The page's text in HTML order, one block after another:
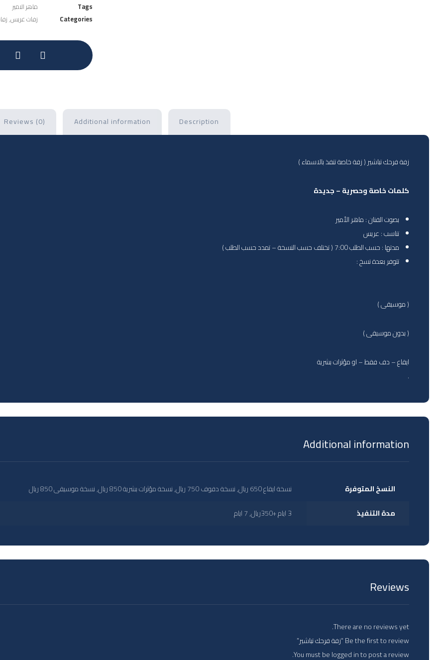
Tags
ماهر الامير
Categories
زفات عريس,
Description
Additional information
Reviews (0)
زفة فرحك تباشير ( زفة خاصة تنفذ بالاسماء )
كلمات خاصة وحصرية – جديدة
بصوت الفنان : ماهر الأمير
تناسب : عريس
مدتها : حسب الطلب 7:00 ( تختلف حسب النسخة – تمدد حسب الطلب )
تتوفر بعدة نسخ :
( موسيقى )
( بدون موسيقى )
ايقاع – دف فقط – او مؤثرات بشرية
.
Additional information
النسخ المتوفرة
نسخة ايقاع 650 ريال, نسخة دفوف 750 ريال, نسخة مؤثرات بشرية 850 ريال, نسخة موسيقى 850 ريال
مدة التنفيذ
3 ايام +350ريال, 7 ايام
Reviews
There are no reviews yet.
Be the first to review “زفة فرحك تباشير”
You must belogged into post a review.